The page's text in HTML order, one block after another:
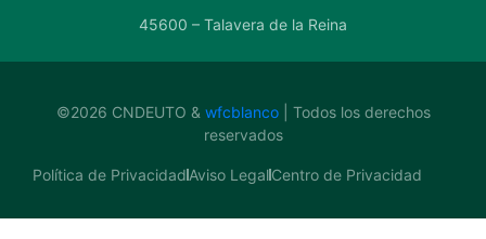
45600 – Talavera de la Reina
©2026 CNDEUTO & wfcblanco| Todos los derechos
reservados
Política de Privacidad Aviso LegalCentro de Privacidad